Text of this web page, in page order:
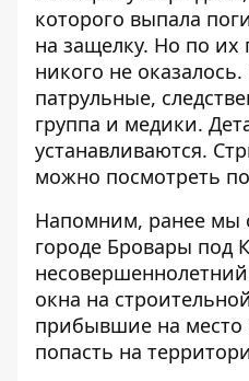
которого выпала
на защелку. Но по
никого не
патрульные,
группа и медики.
устанавливаются.
можно посмотреть
Напомним, ранее мы
городе Бровары под
окна на
прибывшие на место
попасть на